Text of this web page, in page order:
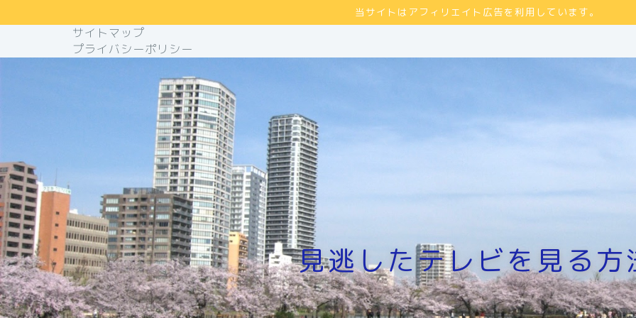
当サイトはアフィリエイト広告を利用しています。
サイトマップ
プライバシーポリシー
見逃したテレビを見る方